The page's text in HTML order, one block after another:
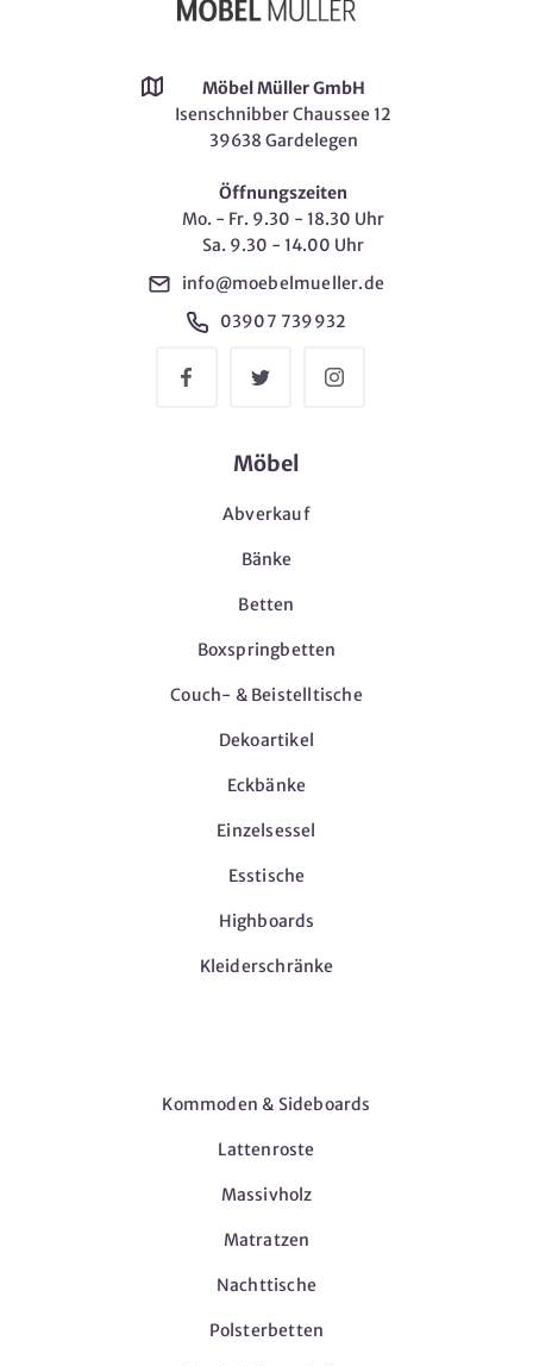
Möbel Müller GmbH
Isenschnibber Chaussee 12
39638 Gardelegen
Öffnungszeiten
Mo. - Fr. 9.30 - 18.30 Uhr
Sa. 9.30 - 14.00 Uhr
info@moebelmueller.de
03907 739932
Möbel
Abverkauf
Bänke
Betten
Boxspringbetten
Couch- & Beistelltische
Dekoartikel
Eckbänke
Einzelsessel
Esstische
Highboards
Kleiderschränke
Kommoden & Sideboards
Lattenroste
Massivholz
Matratzen
Nachttische
Polsterbetten